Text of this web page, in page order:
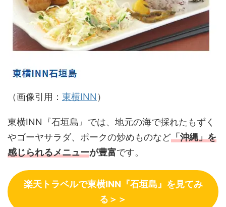
（画像引用： 東横INN ）
東横INN『石垣島』では、地元の海で採れたもずく
やゴーヤサラダ、ポークの炒めものなど「沖縄」を
感じられるメニューが豊富です。
楽天トラベルで東横INN『石垣島』を見てみ
る＞＞